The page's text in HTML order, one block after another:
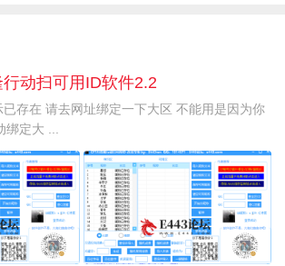
动扫可用ID软件2.2
存在 请去网址绑定一下大区 不能用是因为你
定大 ...